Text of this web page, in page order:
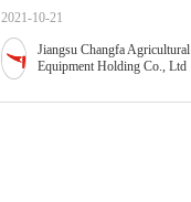
2021-10-21
Jiangsu Changfa Agricultural
Equipment Holding Co., Ltd